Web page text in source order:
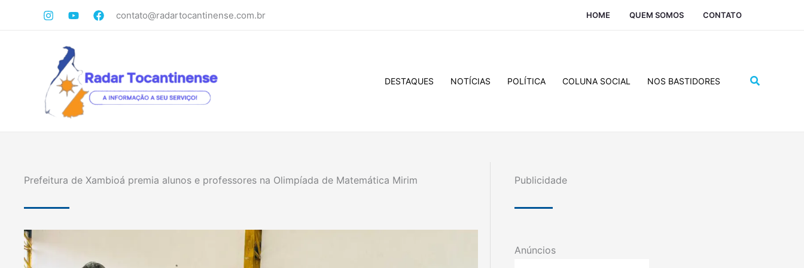
contato@radartocantinense.com.br HOME QUEM SOMOS CONTATO
DESTAQUES NOTÍCIAS POLÍTICA COLUNA SOCIAL NOS BASTIDORES Pesquisar
Prefeitura de Xambioá premia alunos e professores na Olimpíada de Matemática Mirim Publicidade
Anúncios